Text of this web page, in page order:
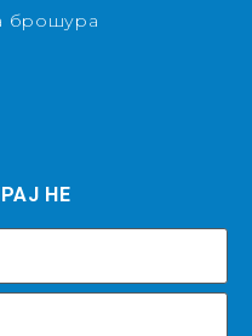
брошура
НЕ